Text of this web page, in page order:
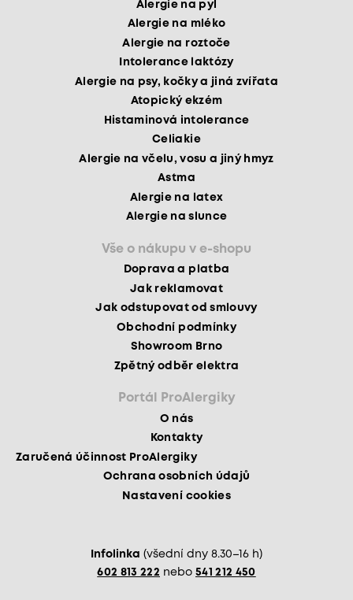
Alergie na pyl
Alergie na mléko
Alergie na roztoče
Intolerance laktózy
Alergie na psy, kočky a jiná zvířata
Atopický ekzém
Histaminová intolerance
Celiakie
Alergie na včelu, vosu a jiný hmyz
Astma
Alergie na latex
Alergie na slunce
Vše o nákupu v e-shopu
Doprava a platba
Jak reklamovat
Jak odstupovat od smlouvy
Obchodní podmínky
Showroom Brno
Zpětný odběr elektra
Portál ProAlergiky
O nás
Kontakty
Zaručená účinnost ProAlergiky
Ochrana osobních údajů
Nastavení cookies
Infolinka (všední dny 8.30–16 h)
602 813 222 nebo 541 212 450